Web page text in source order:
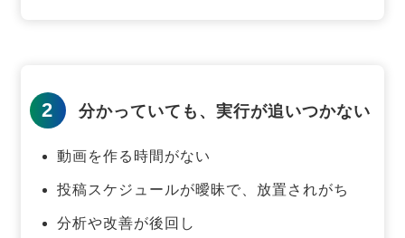
2 分かっていても、実行が追いつかない
動画を作る時間がない
投稿スケジュールが曖昧で、放置されがち
分析や改善が後回し